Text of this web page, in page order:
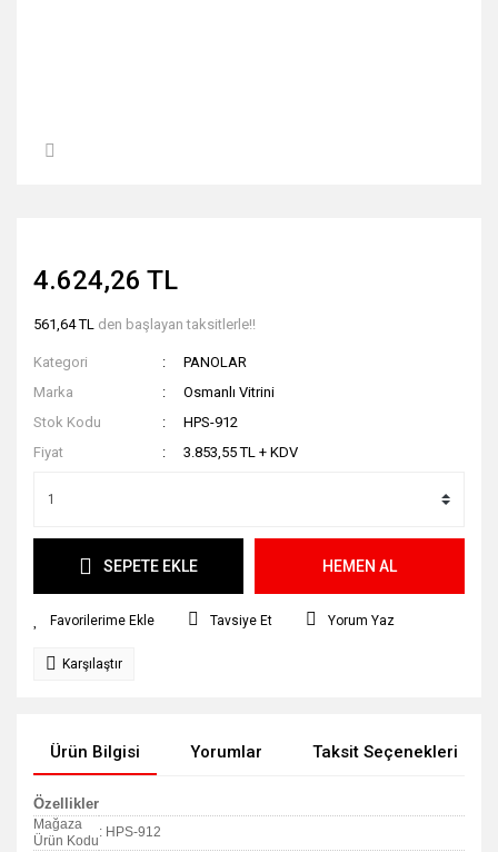
4.624,26 TL
561,64 TL den başlayan taksitlerle!!
Kategori
PANOLAR
Marka
Osmanlı Vitrini
Stok Kodu
HPS-912
Fiyat
3.853,55 TL + KDV
SEPETE EKLE HEMEN AL
Tavsiye Et Yorum Yaz
Karşılaştır
Ürün Bilgisi Yorumlar Taksit Seçenekleri
Özellikler
Mağaza
Ürün Kodu
: HPS-912